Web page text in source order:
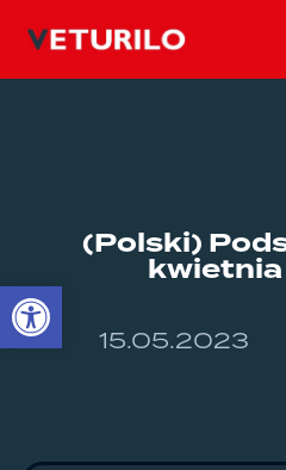
Open toolbar
(Polski)
15.05.2023